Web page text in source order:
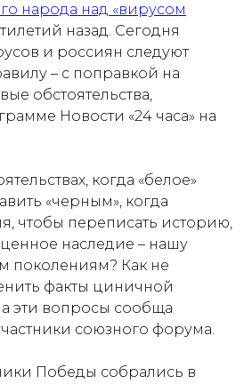
народа над «вирусом
назад. Сегодня
и россиян следуют
– с поправкой на
обстоятельства,
Новости «24 часа» на
когда «белое»
«черным», когда
чтобы переписать историю,
наследие – нашу
поколениям? Как не
факты циничной
эти вопросы сообща
союзного форума.
Победы собрались в